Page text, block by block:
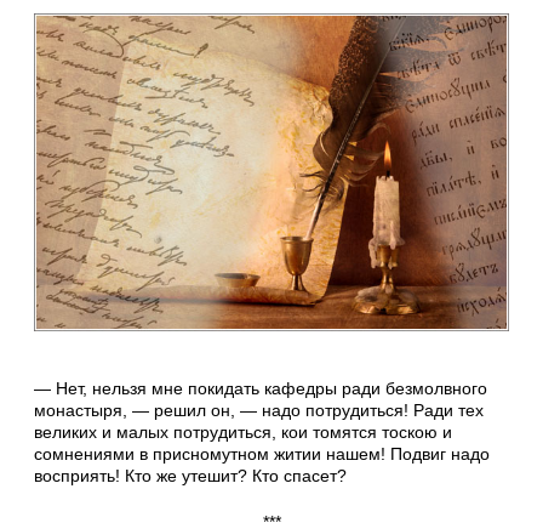
— Нет, нельзя мне покидать кафедры ради безмолвного
монастыря, — решил он, — надо потрудиться! Ради тех
великих и малых потрудиться, кои томятся тоскою и
сомнениями в присномутном житии нашем! Подвиг надо
восприять! Кто же утешит? Кто спасет?